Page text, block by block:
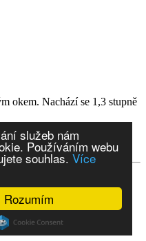
Rozumím
služeb nám
Používáním webu
souhlas. Více
okem. Nachází se 1,3 stupně